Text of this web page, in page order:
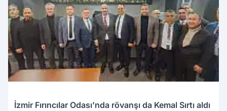
İzmir Fırıncılar Odası'nda rövanşı da Kemal Sırtı aldı